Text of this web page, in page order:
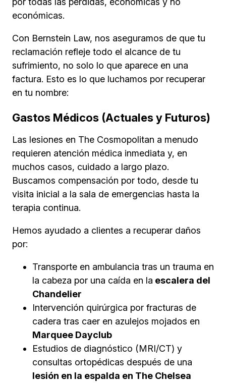
económicas.
Con Bernstein Law, nos aseguramos de que tu
reclamación refleje todo el alcance de tu
sufrimiento, no solo lo que aparece en una
factura. Esto es lo que luchamos por recuperar
en tu nombre:
Gastos Médicos (Actuales y Futuros)
Las lesiones en The Cosmopolitan a menudo
requieren atención médica inmediata y, en
muchos casos, cuidado a largo plazo.
Buscamos compensación por todo, desde tu
visita inicial a la sala de emergencias hasta la
terapia continua.
Hemos ayudado a clientes a recuperar daños
por:
Transporte en ambulancia tras un trauma en
la cabeza por una caída en la escalera del
Chandelier
Intervención quirúrgica por fracturas de
cadera tras caer en azulejos mojados en
Marquee Dayclub
Estudios de diagnóstico (MRI/CT) y
consultas ortopédicas después de una
lesión en la espalda en The Chelsea